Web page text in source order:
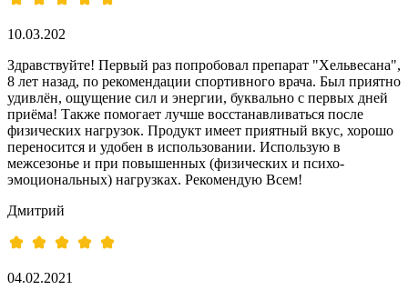
10.03.202
Здравствуйте! Первый раз попробовал препарат "Хельвесана",
8 лет назад, по рекомендации спортивного врача. Был приятно
удивлён, ощущение сил и энергии, буквально с первых дней
приёма! Также помогает лучше восстанавливаться после
физических нагрузок. Продукт имеет приятный вкус, хорошо
переносится и удобен в использовании. Использую в
межсезонье и при повышенных (физических и психо-
эмоциональных) нагрузках. Рекомендую Всем!
Дмитрий
04.02.2021